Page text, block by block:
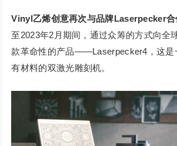
Vinyl乙烯创意再次与品牌Laserpecker合
至2023年2月期间，通过众筹的方式向全
款革命性的产品——Laserpecker4，这是
有材料的双激光雕刻机。